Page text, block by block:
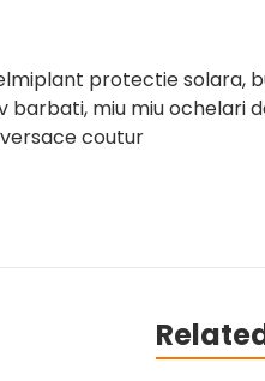
protectie solara,
barbati, miu miu ochelari
coutur